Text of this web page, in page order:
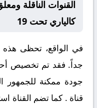
كالياري تحت 19
في الواقع، تحظى هذه
جداً. فقد تم تخصيص
جودة ممكنة للجمهور
قناة . كما تضم القناة